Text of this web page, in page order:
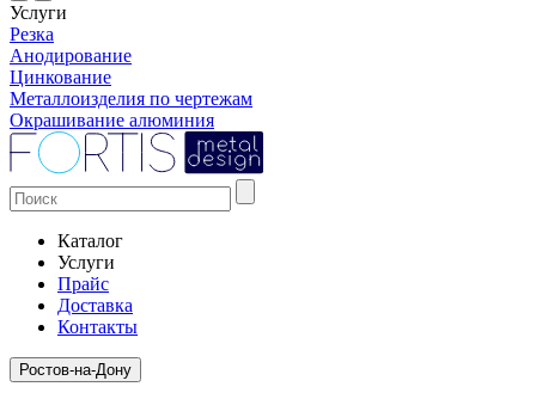
Услуги
Резка
Анодирование
Цинкование
Металлоизделия по чертежам
Окрашивание алюминия
Каталог
Услуги
Прайс
Доставка
Контакты
Ростов-на-Дону